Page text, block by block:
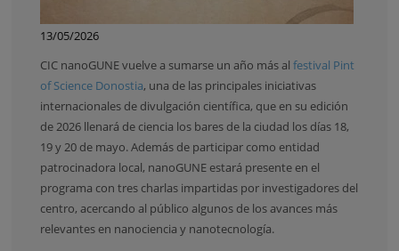
13/05/2026
CIC nanoGUNE vuelve a sumarse un año más alfestival Pint
of Science Donostia, una de las principales iniciativas
internacionales de divulgación científica, que en su edición
de 2026 llenará de ciencia los bares de la ciudad los días 18,
19 y 20 de mayo. Además de participar como entidad
patrocinadora local, nanoGUNE estará presente en el
programa con tres charlas impartidas por investigadores del
centro, acercando al público algunos de los avances más
relevantes en nanociencia y nanotecnología.